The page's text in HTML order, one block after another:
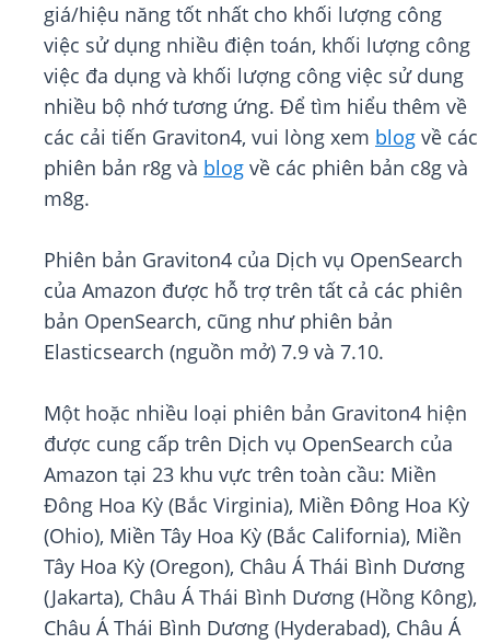
giá/hiệu năng tốt nhất cho khối lượng công
việc sử dụng nhiều điện toán, khối lượng công
việc đa dụng và khối lượng công việc sử dung
nhiều bộ nhớ tương ứng. Để tìm hiểu thêm về
các cải tiến Graviton4, vui lòng xem blog về các
phiên bản r8g và blog về các phiên bản c8g và
m8g.
Phiên bản Graviton4 của Dịch vụ OpenSearch
của Amazon được hỗ trợ trên tất cả các phiên
bản OpenSearch, cũng như phiên bản
Elasticsearch (nguồn mở) 7.9 và 7.10.
Một hoặc nhiều loại phiên bản Graviton4 hiện
được cung cấp trên Dịch vụ OpenSearch của
Amazon tại 23 khu vực trên toàn cầu: Miền
Đông Hoa Kỳ (Bắc Virginia), Miền Đông Hoa Kỳ
(Ohio), Miền Tây Hoa Kỳ (Bắc California), Miền
Tây Hoa Kỳ (Oregon), Châu Á Thái Bình Dương
(Jakarta), Châu Á Thái Bình Dương (Hồng Kông),
Châu Á Thái Bình Dương (Hyderabad), Châu Á